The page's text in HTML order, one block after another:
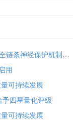
麦科医药MT200605 II期临床达主要终点 独创全链条神经保护机制将亮相国际卒中大会
用
可持续发展
四星量化评级
可持续发展